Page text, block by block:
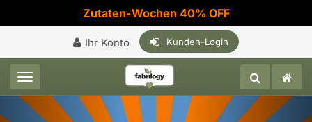
Zutaten-Wochen 40% OFF
Ihr Konto Kunden-Login
Toggle navigation